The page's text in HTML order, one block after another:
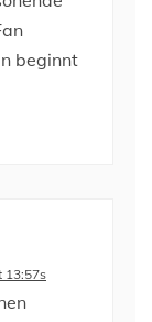
beginnt
13:57s